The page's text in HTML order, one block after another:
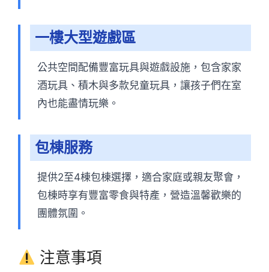
一樓大型遊戲區
公共空間配備豐富玩具與遊戲設施，包含家家
酒玩具、積木與多款兒童玩具，讓孩子們在室
內也能盡情玩樂。
包棟服務
提供2至4棟包棟選擇，適合家庭或親友聚會，
包棟時享有豐富零食與特產，營造溫馨歡樂的
團體氛圍。
注意事項